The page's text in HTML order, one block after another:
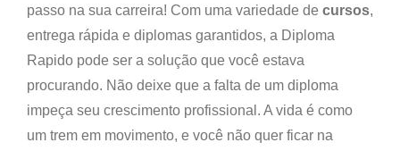
passo na sua carreira! Com uma variedade de cursos,
entrega rápida e diplomas garantidos, a Diploma
Rapido pode ser a solução que você estava
procurando. Não deixe que a falta de um diploma
impeça seu crescimento profissional. A vida é como
um trem em movimento, e você não quer ficar na